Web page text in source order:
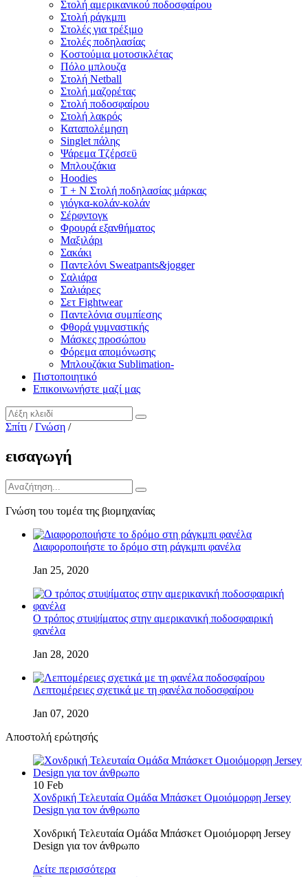
Στολή αμερικανικού ποδοσφαίρου
Στολή ράγκμπι
Στολές για τρέξιμο
Στολές ποδηλασίας
Κοστούμια μοτοσικλέτας
Πόλο μπλουζα
Στολή Netball
Στολή μαζορέτας
Στολή ποδοσφαίρου
Στολή λακρός
Καταπολέμηση
Singlet πάλης
Ψάρεμα Τζέρσεϋ
Μπλουζάκια
Hoodies
T + N Στολή ποδηλασίας μάρκας
γιόγκα-κολάν-κολάν
Σέρφντογκ
Φρουρά εξανθήματος
Μαξιλάρι
Σακάκι
Παντελόνι Sweatpants&jogger
Σαλιάρα
Σαλιάρες
Σετ Fightwear
Παντελόνια συμπίεσης
Φθορά γυμναστικής
Μάσκες προσώπου
Φόρεμα απομόνωσης
Μπλουζάκια Sublimation-
Πιστοποιητικό
Επικοινωνήστε μαζί μας
Σπίτι /Γνώση /
εισαγωγή
Γνώση του τομέα της βιομηχανίας
Διαφοροποιήστε το δρόμο στη ράγκμπι φανέλα
Jan 25, 2020
Ο τρόπος στυψίματος στην αμερικανική ποδοσφαιρική
φανέλα
Jan 28, 2020
Λεπτομέρειες σχετικά με τη φανέλα ποδοσφαίρου
Jan 07, 2020
Αποστολή ερώτησής
10 Feb
Χονδρική Τελευταία Ομάδα Μπάσκετ Ομοιόμορφη Jersey
Design για τον άνθρωπο
Χονδρική Τελευταία Ομάδα Μπάσκετ Ομοιόμορφη Jersey
Design για τον άνθρωπο
Δείτε περισσότερα